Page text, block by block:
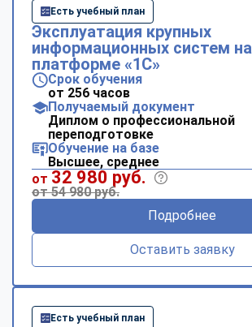
Есть учебный план
Эксплуатация крупных
информационных систем на
платформе «1С»
Срок обучения
от 256 часов
Получаемый документ
Диплом о профессиональной
переподготовке
Обучение на базе
Высшее, среднее
от 32 980 руб.
от 54 980 руб.
Подробнее
Оставить заявку
Есть учебный план